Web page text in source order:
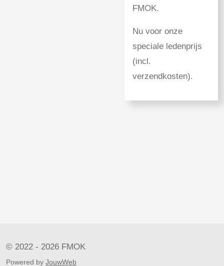
FMOK.
Nu voor onze
speciale ledenprijs
(incl.
verzendkosten).
© 2022 - 2026 FMOK
Powered by JouwWeb